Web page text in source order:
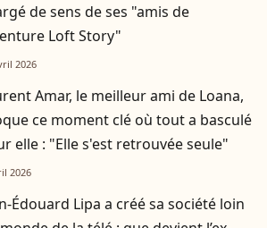
de sens de ses "amis de
Loft Story"
2026
Amar, le meilleur ami de Loana,
ce moment clé où tout a basculé
elle : "Elle s'est retrouvée seule"
2026
Édouard Lipa a créé sa société loin